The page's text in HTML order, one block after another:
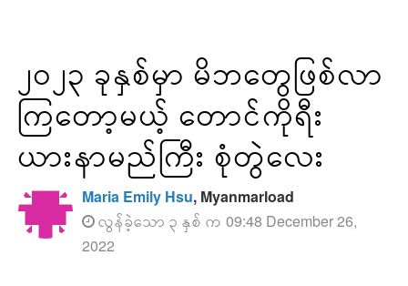
၂၀၂၃ ခုနှစ်မှာ မိဘတွေဖြစ်လာ
ကြတော့မယ့် တောင်ကိုရီး
ယားနာမည်ကြီး စုံတွဲလေး
Maria Emily Hsu, Myanmarload
လွန်ခဲ့သော ၃ နှစ် က 09:48 December 26,
2022